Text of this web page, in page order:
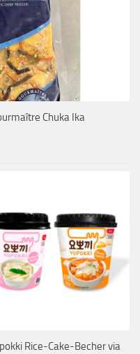
Chuka Ika
Rice-Cake-Becher via